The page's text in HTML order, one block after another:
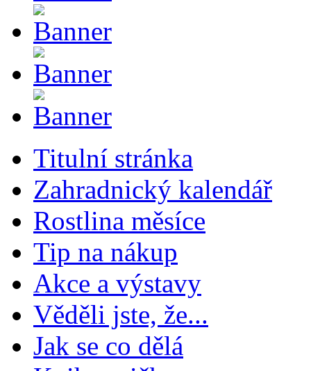
Titulní stránka
Zahradnický kalendář
Rostlina měsíce
Tip na nákup
Akce a výstavy
Věděli jste, že...
Jak se co dělá